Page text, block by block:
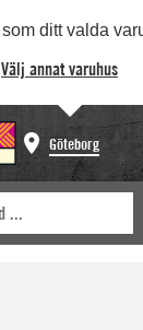
som ditt valda
Välj annat varuhus
Göteborg